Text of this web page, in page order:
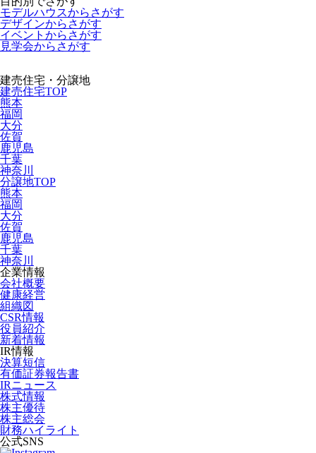
モデルハウスからさがす
デザインからさがす
イベントからさがす
見学会からさがす
建売住宅・分譲地
建売住宅TOP
熊本
福岡
大分
佐賀
鹿児島
千葉
神奈川
分譲地TOP
熊本
福岡
大分
佐賀
鹿児島
千葉
神奈川
企業情報
会社概要
健康経営
組織図
CSR情報
役員紹介
新着情報
IR情報
決算短信
有価証券報告書
IRニュース
株式情報
株主優待
株主総会
財務ハイライト
公式SNS